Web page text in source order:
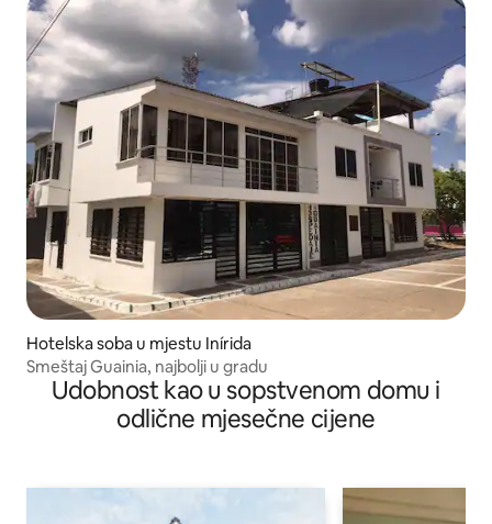
Hotelska soba u mjestu Inírida
Smeštaj Guainia, najbolji u gradu
Udobnost kao u sopstvenom domu i
odlične mjesečne cijene